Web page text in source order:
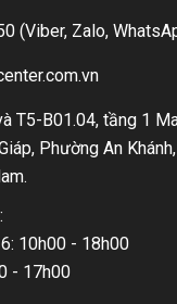
(Viber, Zalo,
T5-B01.04, tầng 1
Phường An
10h00 - 18h00
- 17h00